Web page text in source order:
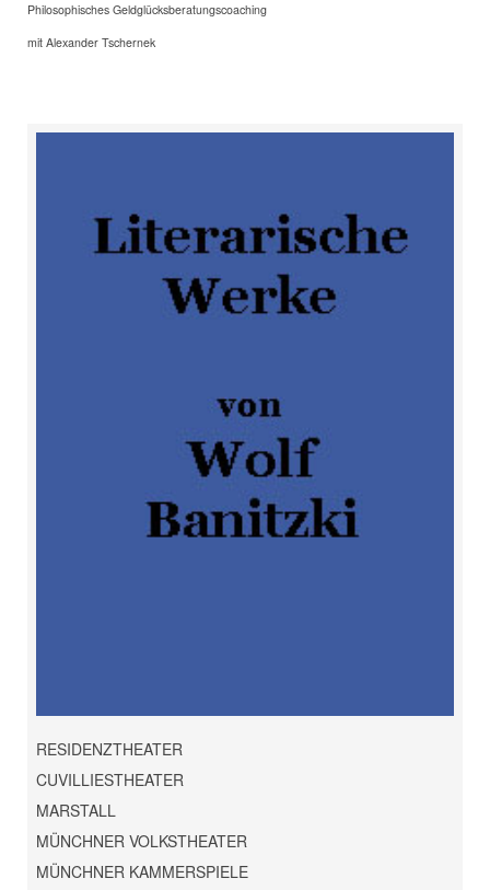
Philosophisches Geldglücksberatungscoaching
mit Alexander Tschernek
RESIDENZTHEATER
CUVILLIESTHEATER
MARSTALL
MÜNCHNER VOLKSTHEATER
MÜNCHNER KAMMERSPIELE